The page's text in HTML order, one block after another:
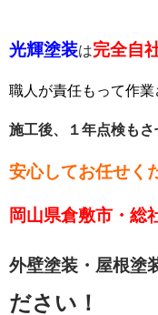
光輝塗装は完全自
職人が責任もって作
施工後、１年点検も
安心してお任せく
岡山県倉敷市・総
外壁塗装・屋根塗
ださい！